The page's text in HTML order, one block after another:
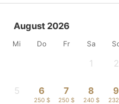
August 2026
Mi Do Fr Sa
1 2
5 6
250 $
7
250 $
8
240 $
9